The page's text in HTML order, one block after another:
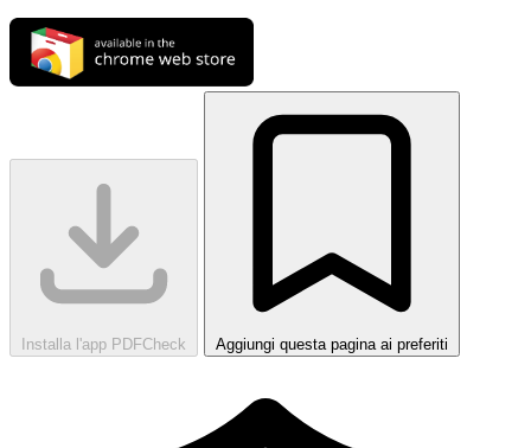
Installa l'app PDFCheck Aggiungi questa pagina ai preferiti